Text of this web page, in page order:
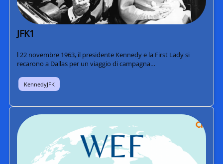
JFK1
l 22 novembre 1963, il presidente Kennedy e la First Lady si
recarono a Dallas per un viaggio di campagna…
KennedyJFK